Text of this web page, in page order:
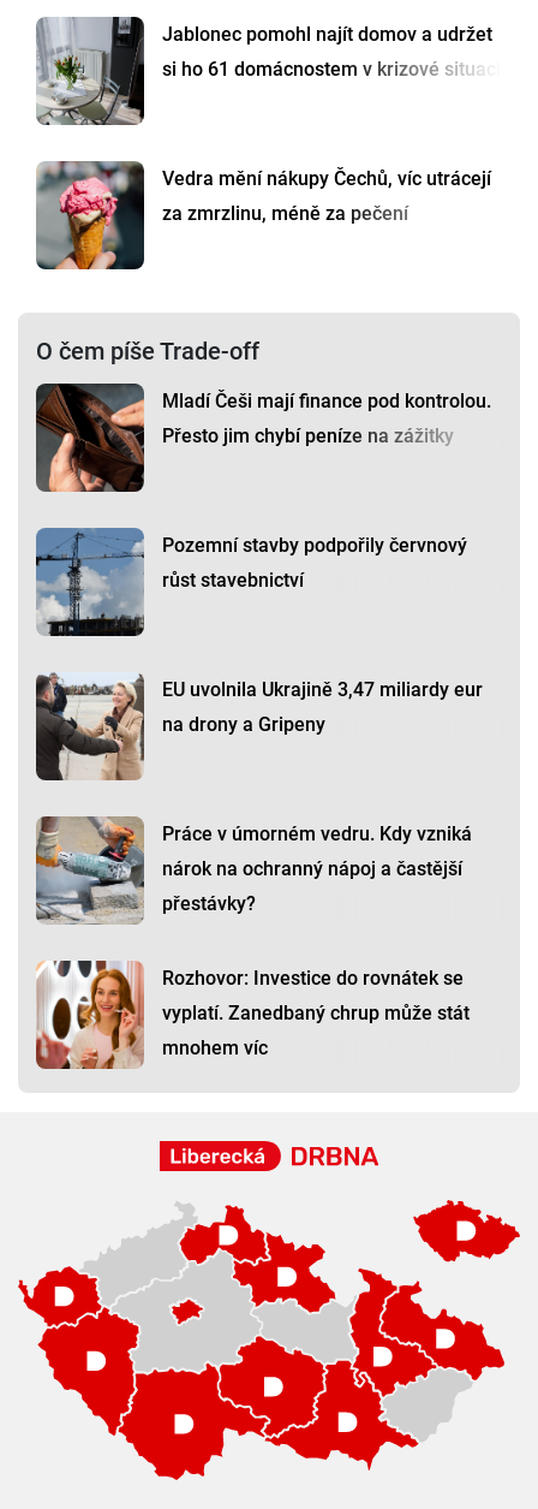
Jablonec pomohl najít domov a udržet
si ho 61 domácnostem v krizové situaci
Vedra mění nákupy Čechů, víc utrácejí
za zmrzlinu, méně za pečení
O čem píše Trade-off
Mladí Češi mají finance pod kontrolou.
Přesto jim chybí peníze na zážitky
Pozemní stavby podpořily červnový
růst stavebnictví
EU uvolnila Ukrajině 3,47 miliardy eur
na drony a Gripeny
Práce v úmorném vedru. Kdy vzniká
nárok na ochranný nápoj a častější
přestávky?
Rozhovor: Investice do rovnátek se
vyplatí. Zanedbaný chrup může stát
mnohem víc